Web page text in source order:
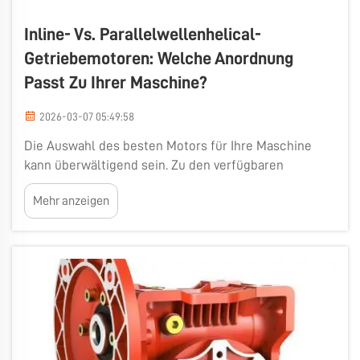
Inline- Vs. Parallelwellenhelical-
Getriebemotoren: Welche Anordnung
Passt Zu Ihrer Maschine?
2026-03-07 05:49:58
Die Auswahl des besten Motors für Ihre Maschine
kann überwältigend sein. Zu den verfügbaren
Optionen zählen Inline- und Parallelwellenhelical-
Getriebemotoren. Beide sind Motoren, die Maschinen
dabei unterstützen, sich zu bewegen und effizienter
Weise und erfüllen verschiedene …
Mehr anzeigen